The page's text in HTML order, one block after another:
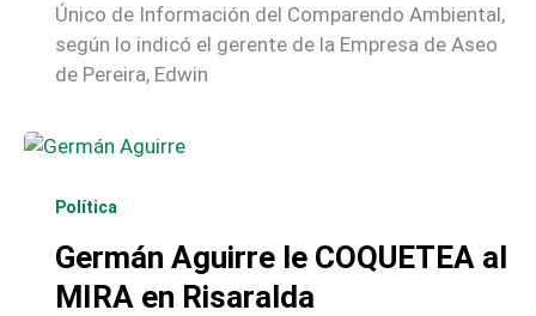
Único de Información del Comparendo Ambiental,
según lo indicó el gerente de la Empresa de Aseo
de Pereira, Edwin
Política
Germán Aguirre le COQUETEA al
MIRA en Risaralda